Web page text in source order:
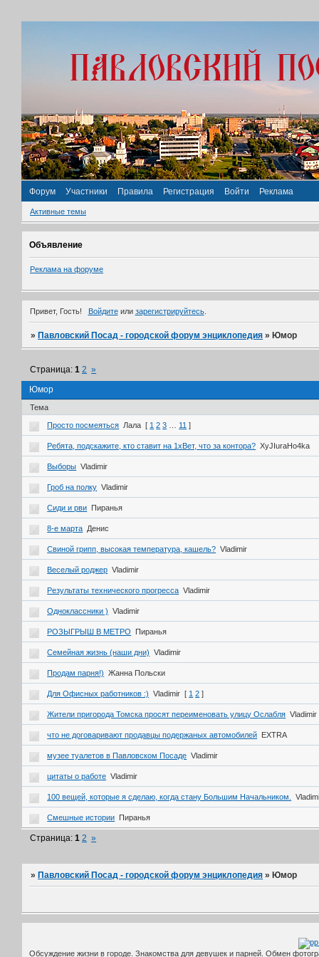
Форум Участники Правила Регистрация Войти Реклама
Активные темы
Объявление
Реклама на форуме
Привет, Гость! Войдитеили зарегистрируйтесь.
» Павловский Посад - городской форум энциклопедия » Юмор
Юмор
Страница:1 2 »
Тема
Просто посмеяться Лала [ 1 2 3 11 ]
Ребята, подскажите, кто ставит на 1хВет, что за контора? XyJIuraHo4ka
Выборы Vladimir
Гроб на полку Vladimir
Сиди и рви Пиранья
8-е марта Денис
Свиной грипп, высокая температура, кашель? Vladimir
Веселый роджер Vladimir
Результаты технического прогресса Vladimir
Одноклассники ) Vladimir
РОЗЫГРЫШ В МЕТРО Пиранья
Семейная жизнь (наши дни) Vladimir
Продам парня!) Жанна Польски
Для Офисных работников :) Vladimir [ 1 2 ]
Жители пригорода Томска просят переименовать улицу Ослабля Vladimir
что не договаривают продавцы подержаных автомобилей EXTRA
музее туалетов в Павловском Посаде Vladimir
цитаты о работе Vladimir
100 вещей, которые я сделаю, когда стану Большим Начальником.
Смешные истории Пиранья
Страница:1 2 »
» Павловский Посад - городской форум энциклопедия » Юмор
Обсуждение жизни в городе. Знакомства для девушек и парней. Обмен